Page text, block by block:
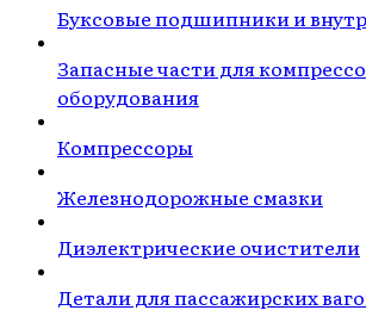
Буксовые подшипники и
Запасные части для
оборудования
Компрессоры
Железнодорожные смазки
Диэлектрические очистители
Детали для пассажирских